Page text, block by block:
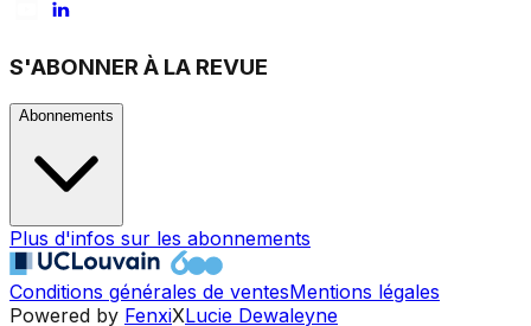
S'ABONNER À LA REVUE
Abonnements
Plus d'infos sur les abonnements
Conditions générales de ventesMentions légales
Powered by FenxiXLucie Dewaleyne